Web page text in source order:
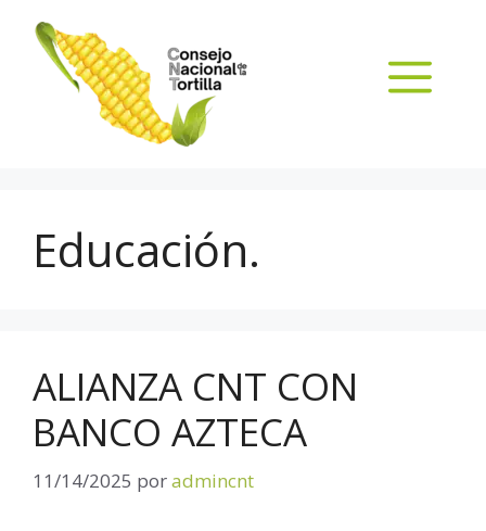
Educación.
ALIANZA CNT CON
BANCO AZTECA
11/14/2025 poradmincnt